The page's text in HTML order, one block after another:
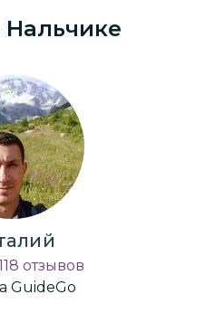
Нальчике
отзывов
GuideGo